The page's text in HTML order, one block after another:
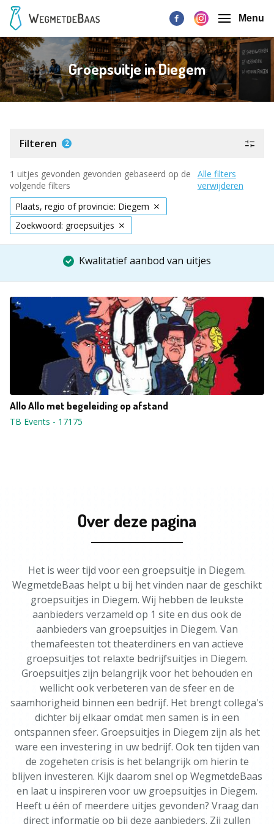
Menu
Groepsuitje in Diegem
Filteren 2
1 uitjes gevonden gevonden gebaseerd op de
volgende filters
Alle filters
verwijderen
Plaats, regio of provincie: Diegem
Zoekwoord: groepsuitjes
Kwalitatief aanbod van uitjes
Allo Allo met begeleiding op afstand
TB Events - 17175
Over deze pagina
Het is weer tijd voor een groepsuitje in Diegem.
WegmetdeBaas helpt u bij het vinden naar de geschikt
groepsuitjes in Diegem. Wij hebben de leukste
aanbieders verzameld op 1 site en dus ook de
aanbieders van groepsuitjes in Diegem. Van
themafeesten tot theaterdiners en van actieve
groepsuitjes tot relaxte bedrijfsuitjes in Diegem.
Groepsuitjes zijn belangrijk voor het behouden en
wellicht ook verbeteren van de sfeer en de
saamhorigheid binnen een bedrijf. Het brengt collega's
dichter bij elkaar omdat men samen is in een
ontspannen sfeer. Groepsuitjes in Diegem zijn als het
ware een investering in uw bedrijf. Ook ten tijden van
de zogeheten crisis is het belangrijk om hierin te
blijven investeren. Kijk daarom snel op WegmetdeBaas
en laat u inspireren voor uw groepsuitjes in Diegem.
Heeft u één of meerdere uitjes gevonden? Vraag dan
direct informatie op bij deze aanbieders. Zij zullen